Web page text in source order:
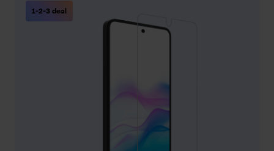
1-2-3 deal